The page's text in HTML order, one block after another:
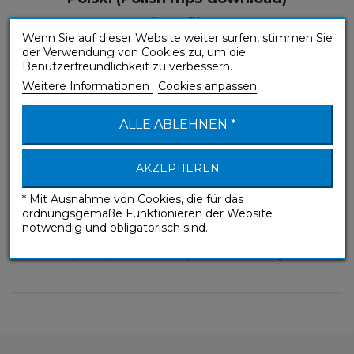
Ohne Mühe
Wenn Sie auf dieser Website weiter surfen, stimmen Sie
der Verwendung von Cookies zu, um die
Benutzerfreundlichkeit zu verbessern.
Weitere Informationen
Cookies anpassen
ALLE ABLEHNEN *
AKZEPTIEREN
* Mit Ausnahme von Cookies, die für das
ordnungsgemäße Funktionieren der Website
notwendig und obligatorisch sind.